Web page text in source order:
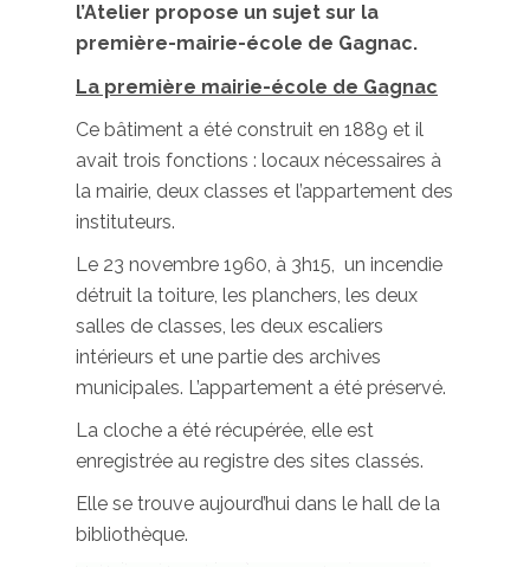
l’Atelier propose un sujet sur la
première-mairie-école de Gagnac.
La première mairie-école de Gagnac
Ce bâtiment a été construit en 1889 et il
avait trois fonctions : locaux nécessaires à
la mairie, deux classes et l’appartement des
instituteurs.
Le 23 novembre 1960, à 3h15, un incendie
détruit la toiture, les planchers, les deux
salles de classes, les deux escaliers
intérieurs et une partie des archives
municipales. L’appartement a été préservé.
La cloche a été récupérée, elle est
enregistrée au registre des sites classés.
Elle se trouve aujourd’hui dans le hall de la
bibliothèque.